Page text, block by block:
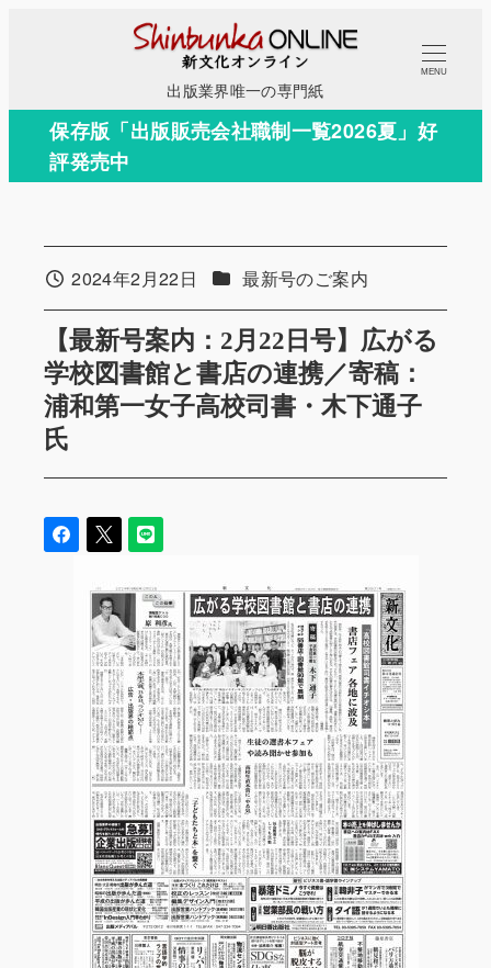
コ
テ
出版業界唯一の専門紙
MENU
保存版「出版販売会社職制一覧2026夏」好
評発売中
【最新号案内：2月22日号】広がる
学校図書館と書店の連携／寄稿：
浦和第一女子高校司書・木下通子
氏
投稿日2024年2月22日 カテゴリー
最新号のご案内